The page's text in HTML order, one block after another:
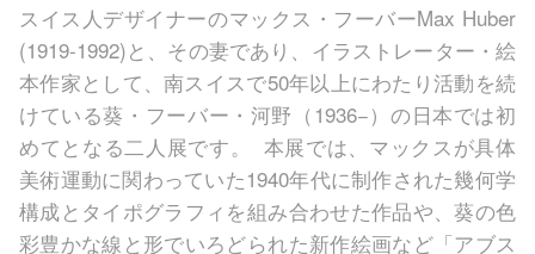
スイス人デザイナーのマックス・フーバーMax Huber
(1919-1992)と、その妻であり、イラストレーター・絵
本作家として、南スイスで50年以上にわたり活動を続
けている葵・フーバー・河野（1936−）の日本では初
めてとなる二人展です。 本展では、マックスが具体
美術運動に関わっていた1940年代に制作された幾何学
構成とタイポグラフィを組み合わせた作品や、葵の色
彩豊かな線と形でいろどられた新作絵画など「アブス